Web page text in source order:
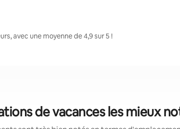
avec une moyenne de 4,9 sur 5 !
de vacances les mieux